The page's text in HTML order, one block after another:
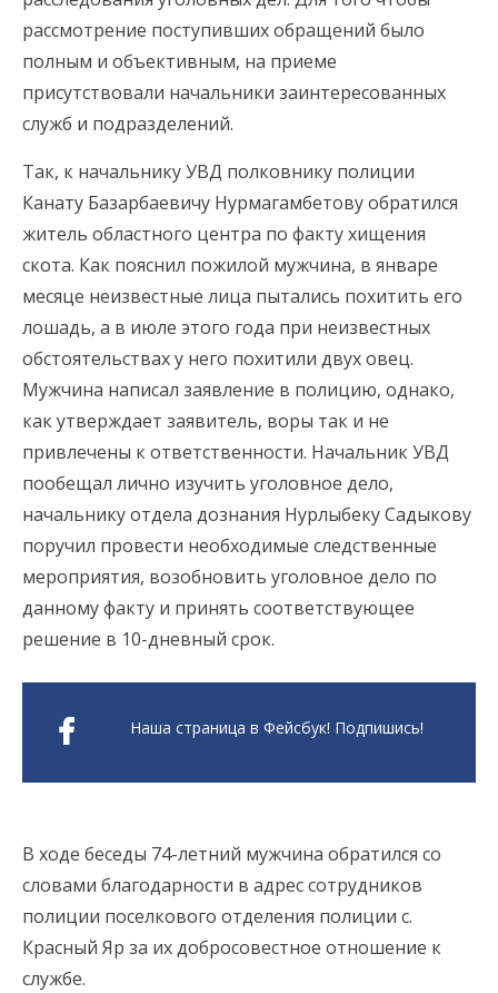
рассмотрение поступивших обращений было
полным и объективным, на приеме
присутствовали начальники заинтересованных
служб и подразделений.
Так, к начальнику УВД полковнику полиции
Канату Базарбаевичу Нурмагамбетову обратился
житель областного центра по факту хищения
скота. Как пояснил пожилой мужчина, в январе
месяце неизвестные лица пытались похитить его
лошадь, а в июле этого года при неизвестных
обстоятельствах у него похитили двух овец.
Мужчина написал заявление в полицию, однако,
как утверждает заявитель, воры так и не
привлечены к ответственности. Начальник УВД
пообещал лично изучить уголовное дело,
начальнику отдела дознания Нурлыбеку Садыкову
поручил провести необходимые следственные
мероприятия, возобновить уголовное дело по
данному факту и принять соответствующее
решение в 10-дневный срок.
Наша страница в Фейсбук! Подпишись!
В ходе беседы 74-летний мужчина обратился со
словами благодарности в адрес сотрудников
полиции поселкового отделения полиции с.
Красный Яр за их добросовестное отношение к
службе.